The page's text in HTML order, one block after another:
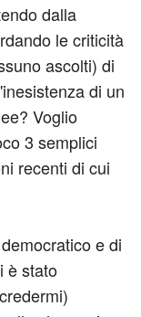
dalla
le criticità
ascolti) di
di un
Voglio
3 semplici
recenti di cui
e di
è stato